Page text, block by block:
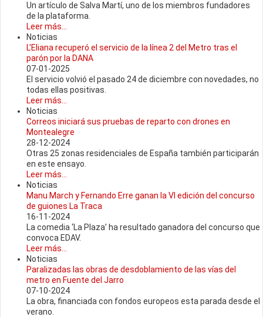
Un artículo de Salva Martí, uno de los miembros fundadores
de la plataforma.
Leer más...
Noticias
L'Eliana recuperó el servicio de la línea 2 del Metro tras el
parón por la DANA
07-01-2025
El servicio volvió el pasado 24 de diciembre con novedades, no
todas ellas positivas.
Leer más...
Noticias
Correos iniciará sus pruebas de reparto con drones en
Montealegre
28-12-2024
Otras 25 zonas residenciales de España también participarán
en este ensayo.
Leer más...
Noticias
Manu March y Fernando Erre ganan la VI edición del concurso
de guiones La Traca
16-11-2024
La comedia ‘La Plaza’ ha resultado ganadora del concurso que
convoca EDAV.
Leer más...
Noticias
Paralizadas las obras de desdoblamiento de las vías del
metro en Fuente del Jarro
07-10-2024
La obra, financiada con fondos europeos esta parada desde el
verano.